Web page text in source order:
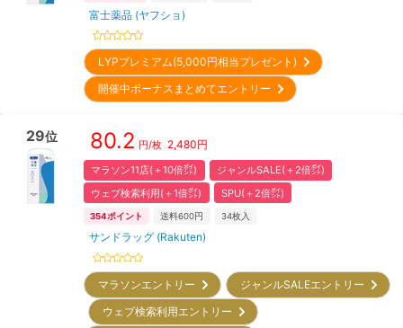
富士薬品 (ヤフショ)
LYPプレミアム(5,000円相当プレゼント)
開催中ボーナスまとめてエントリー
29位 80.2 円/枚 2,480円
マラソン11店(＋10倍㌽)
ジャンルSALE(＋2倍㌽)
ウェブ検索利用(＋1倍㌽)
SPU(＋2倍㌽)
354ポイント 送料600円 34枚入
サンドラッグ (Rakuten)
マラソンエントリー
ジャンルSALEエントリー
ウェブ検索利用エントリー